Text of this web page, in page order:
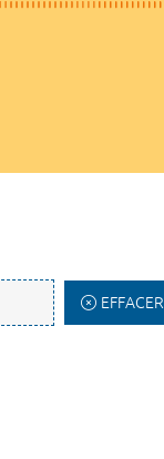
EFFACER